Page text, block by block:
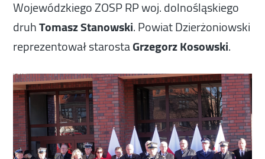
Wojewódzkiego ZOSP RP woj. dolnośląskiego
druhTomasz Stanowski. Powiat Dzierżoniowski
reprezentował starostaGrzegorz Kosowski.